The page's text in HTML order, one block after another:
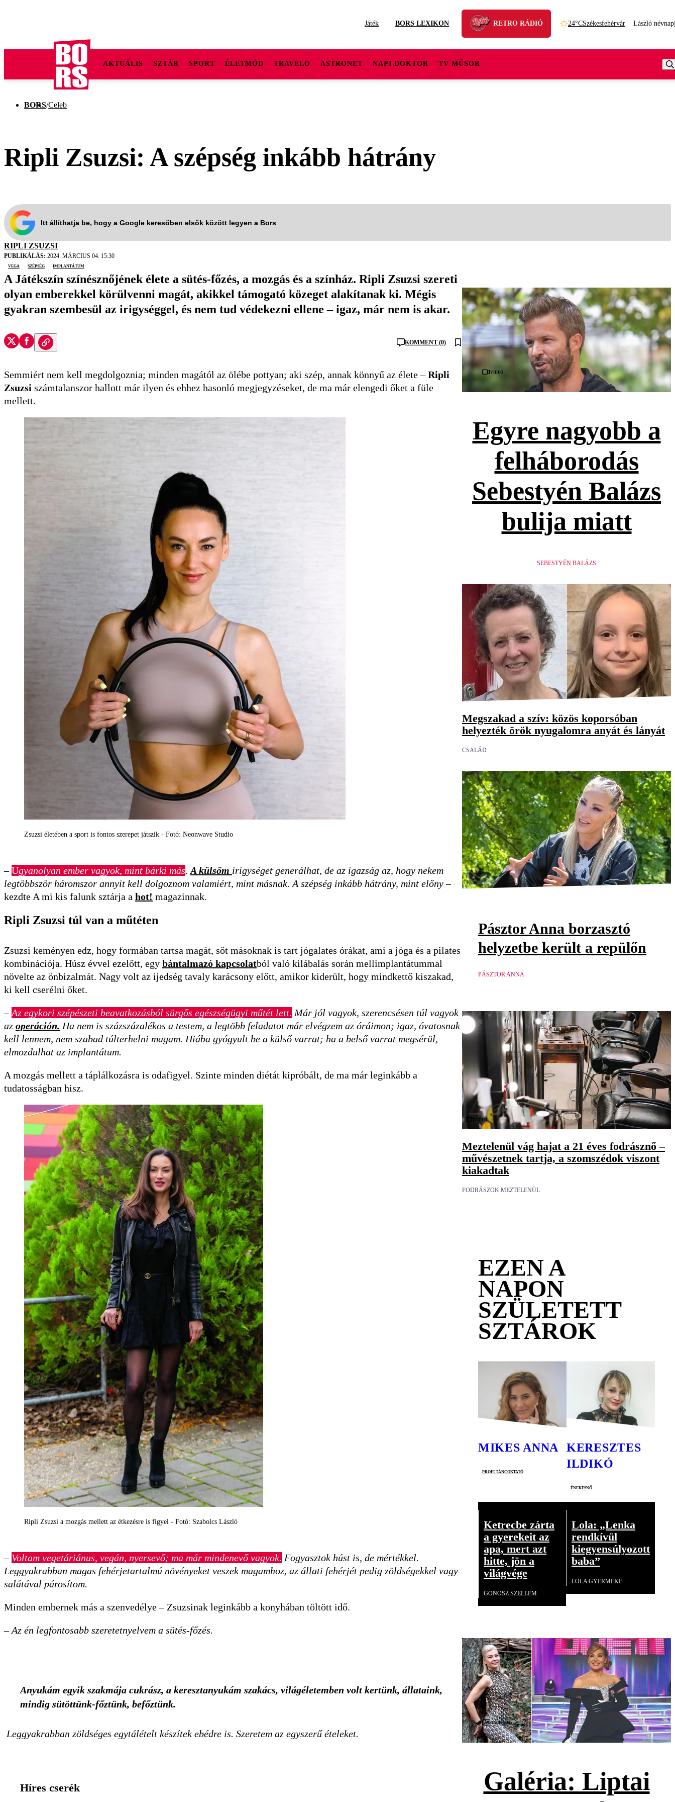
Játék BORS LEXIKON RETRO RÁDIÓ 24°CSzékesfehérvár László
AKTUÁLIS SZTÁR SPORT ÉLETMÓD TRAVELO ASTRONET NAPI DOKTOR TV MŰSOR
BORS/Celeb
Ripli Zsuzsi: A szépség inkább hátrány
Itt állíthatja be, hogy a Google keresőben elsők között legyen a Bors
RIPLI ZSUZSI
PUBLIKÁLÁS: 2024. MÁRCIUS 04. 15:30
vega
szépség implantátum
A Játékszín színésznőjének élete a sütés-főzés, a mozgás és a színház. Ripli Zsuzsi szereti
olyan emberekkel körülvenni magát, akikkel támogató közeget alakítanak ki. Mégis
gyakran szembesül az irigységgel, és nem tud védekezni ellene – igaz, már nem is akar.
KOMMENT (0)
Semmiért nem kell megdolgoznia; minden magától az ölébe pottyan; aki szép, annak könnyű az élete –Ripli
Zsuzsi számtalanszor hallott már ilyen és ehhez hasonló megjegyzéseket, de ma már elengedi őket a füle
mellett.
Zsuzsi életében a sport is fontos szerepet játszik - Fotó: Neonwave Studio
–Ugyanolyan ember vagyok, mint bárki más. A külsőm irigységet generálhat, de az igazság az, hogy nekem
legtöbbször háromszor annyit kell dolgoznom valamiért, mint másnak. A szépség inkább hátrány, mint előny–
kezdte A mi kis falunk sztárja a hot! magazinnak.
Ripli Zsuzsi túl van a műtéten
Zsuzsi keményen edz, hogy formában tartsa magát, sőt másoknak is tart jógalates órákat, ami a jóga és a pilates
kombinációja. Húsz évvel ezelőtt, egy bántalmazó kapcsolatból való kilábalás során mellimplantátummal
növelte az önbizalmát. Nagy volt az ijedség tavaly karácsony előtt, amikor kiderült, hogy mindkettő kiszakad,
ki kell cserélni őket.
– Az egykori szépészeti beavatkozásból sürgős egészségügyi műtét lett. Már jól vagyok, szerencsésen túl vagyok
az operáción. Ha nem is százszázalékos a testem, a legtöbb feladatot már elvégzem az óráimon; igaz, óvatosnak
kell lennem, nem szabad túlterhelni magam. Hiába gyógyult be a külső varrat; ha a belső varrat megsérül,
elmozdulhat az implantátum.
A mozgás mellett a táplálkozásra is odafigyel. Szinte minden diétát kipróbált, de ma már leginkább a
tudatosságban hisz.
Ripli Zsuzsi a mozgás mellett az étkezésre is figyel - Fotó: Szabolcs László
– Voltam vegetáriánus, ve­gán, nyersevő; ma már min­den­evő vagyok. Fogyasztok húst is, de mértékkel.
Leggyakrabban magas fehérjetartalmú növényeket veszek magamhoz, az állati fehérjét pedig zöldségekkel vagy
salátával párosítom.
Minden embernek más a szenvedélye – Zsuzsinak leginkább a konyhában töltött idő.
–Az én legfontosabb sze­retet­nyel­vem a sütés-főzés.
Anyukám egyik szakmája cukrász, a keresztanyukám szakács, világéletemben volt kertünk, állataink,
mindig sütöttünk-főztünk, befőztünk.
Leggyakrabban zöldséges egytálételt készítek ebédre is. Szeretem az egyszerű ételeket.
Híres cserék
Videó
Egyre nagyobb a
felháborodás
Sebestyén Balázs
bulija miatt
SEBESTYÉN BALÁZS
Megszakad a szív: közös koporsóban
helyezték örök nyugalomra anyát és lányát
CSALÁD
Pásztor Anna borzasztó
helyzetbe került a repülőn
PÁSZTOR ANNA
Videó
Meztelenül vág hajat a 21 éves fodrásznő –
művészetnek tartja, a szomszédok viszont
kiakadtak
FODRÁSZOK MEZTELENÜL
EZEN A
NAPON
SZÜLETETT
SZTÁROK
MIKES ANNA
profi táncoktató
KERESZTES
ILDIKÓ
énekesnő
Ketrecbe zárta
a gyerekeit az
apa, mert azt
hitte, jön a
világvége
GONOSZ SZELLEM
Lola: „Lenka
rendkívül
kiegyensúlyozott
baba”
LOLA GYERMEKE
Galéria
Galéria: Liptai